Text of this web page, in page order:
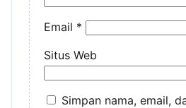
Email *
Situs Web
Simpan nama, email,